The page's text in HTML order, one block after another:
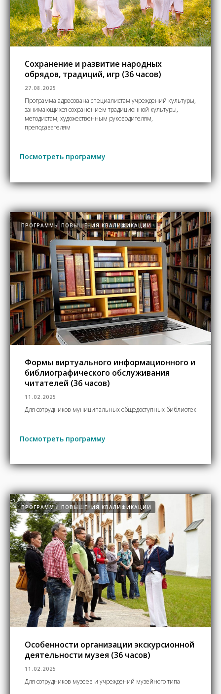
Сохранение и развитие народных
обрядов, традиций, игр (36 часов)
27.08.2025
Программа адресована специалистам учреждений культуры,
занимающихся сохранением традиционной культуры,
методистам, художественным руководителям,
преподавателям
Посмотреть программу
ПРОГРАММЫ ПОВЫШЕНИЯ КВАЛИФИКАЦИИ
Формы виртуального информационного и
библиографического обслуживания
читателей (36 часов)
11.02.2025
Для сотрудников муниципальных общедоступных библиотек
Посмотреть программу
ПРОГРАММЫ ПОВЫШЕНИЯ КВАЛИФИКАЦИИ
Особенности организации экскурсионной
деятельности музея (36 часов)
11.02.2025
Для сотрудников музеев и учреждений музейного типа